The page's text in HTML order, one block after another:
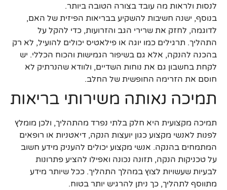
לנסות ולראות מה עובד בצורה הטובה ביותר.
בנוסף, ישנה חשיבות להשקיע בבריאות הפיזית של האם,
לדוגמה, לחזק את שרירי הגב והזרועות, כדי להקל על
התהליך. תרגילים כמו יוגה או פילאטיס יכולים להועיל, לא רק
בהכנה להנקה, אלא גם בשיפור הגמישות והכוח הכללי. יש
לקחת בחשבון גם את נוחות השדיים, ולוודא שהנרתיק לא
חוסם את הזרימה החופשית של החלב.
תמיכה נאותה משירותי בריאות
תמיכה מקצועית היא חלק בלתי נפרד מהתהליך, ולכן מומלץ
לפנות לאנשי מקצוע כגון יועצות הנקה, דיאטניות או רופאים
המתמחים בהנקה. אנשי מקצוע יכולים להעניק מידע חשוב
על טכניקות הנקה, תזונה נכונה ואפילו להציע פתרונות
לבעיות שעשויות לצוץ במהלך התהליך. ככל שיותר מידע
מתווסף לתהליך, כך ניתן להרגיש יותר בטוח.